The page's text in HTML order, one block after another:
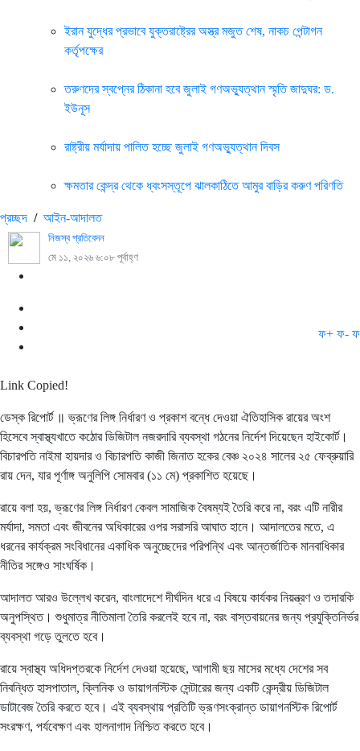
ইরান যুদ্ধের প্রভাবে যুক্তরাষ্ট্রের অস্ত্র মজুত শেষ, নাকচ পেন্টাগন
কর্তৃপক্ষের
তরুণদের স্বপ্নের ঠিকানা হবে জুলাই গণঅভ্যুত্থান স্মৃতি জাদুঘর: ড.
ইউনূস
রাষ্ট্রীয় মর্যাদায় পালিত হচ্ছে জুলাই গণঅভ্যুত্থান দিবস
ক্ষমতার কেন্দ্র থেকে ধ্বংসস্তূপে ঝালকাঠিতে আমুর বাড়ির করুণ পরিণতি
প্রচ্ছদ / আইন-আদালত
নিজস্ব প্রতিবেদন
মে ১১, ২০২৬ ৬:০৮ পূর্বাহ্ণ
ফ+ ফ- ফ
Link Copied!
ডেস্ক রিপোর্ট ॥ ভ্রূণের লিঙ্গ নির্ধারণ ও প্রকাশ বন্ধে দেওয়া ঐতিহাসিক রায়ের অংশ
হিসেবে স্বাস্থ্যখাতে কঠোর ডিজিটাল নজরদারি ব্যবস্থা গঠনের নির্দেশ দিয়েছেন হাইকোর্ট।
বিচারপতি নাইমা হায়দার ও বিচারপতি কাজী জিনাত হকের বেঞ্চ ২০২৪ সালের ২৫ ফেব্রুয়ারি
রায় দেন, যার পূর্ণাঙ্গ অনুলিপি সোমবার (১১ মে) প্রকাশিত হয়েছে।
রায়ে বলা হয়, ভ্রূণের লিঙ্গ নির্ধারণ কেবল সামাজিক বৈষম্যই তৈরি করে না, বরং এটি নারীর
মর্যাদা, সমতা এবং জীবনের অধিকারের ওপর সরাসরি আঘাত হানে। আদালতের মতে, এ
ধরনের কার্যক্রম সংবিধানের একাধিক অনুচ্ছেদের পরিপন্থি এবং আন্তর্জাতিক মানবাধিকার
নীতির সঙ্গেও সাংঘর্ষিক।
আদালত আরও উল্লেখ করেন, বাংলাদেশে দীর্ঘদিন ধরে এ বিষয়ে কার্যকর নিয়ন্ত্রণ ও তদারকি
অনুপস্থিত। শুধুমাত্র নীতিমালা তৈরি করলেই হবে না, বরং বাস্তবায়নের জন্য প্রযুক্তিনির্ভর
ব্যবস্থা গড়ে তুলতে হবে।
রায়ে স্বাস্থ্য অধিদপ্তরকে নির্দেশ দেওয়া হয়েছে, আগামী ছয় মাসের মধ্যে দেশের সব
নিবন্ধিত হাসপাতাল, ক্লিনিক ও ডায়াগনস্টিক সেন্টারের জন্য একটি কেন্দ্রীয় ডিজিটাল
ডাটাবেজ তৈরি করতে হবে। এই ব্যবস্থায় প্রতিটি ভ্রূণসংক্রান্ত ডায়াগনস্টিক রিপোর্ট
সংরক্ষণ, পর্যবেক্ষণ এবং হালনাগাদ নিশ্চিত করতে হবে।